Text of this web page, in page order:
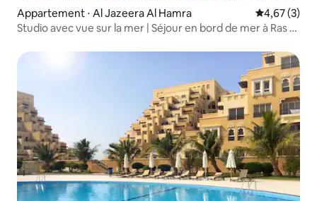
Appartement ⋅ Al Jazeera Al Hamra Évaluation
4,67 (3)
Studio avec vue sur la mer | Séjour en bord de mer à Ras Al